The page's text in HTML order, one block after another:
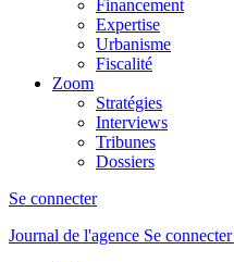
Financement
Expertise
Urbanisme
Fiscalité
Zoom
Stratégies
Interviews
Tribunes
Dossiers
Se connecter
Journal de l'agence Se connecter